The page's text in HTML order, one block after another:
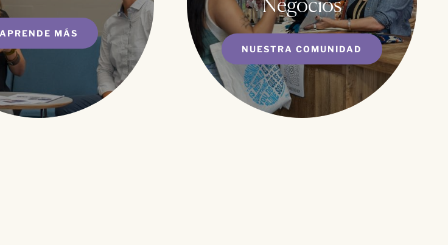
APRENDE MÁS
NUESTRA COMUNIDAD